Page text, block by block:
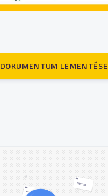
DOKUMENTUM LEMENTÉSE